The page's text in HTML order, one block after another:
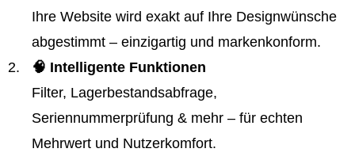
Ihre Website wird exakt auf Ihre Designwünsche
abgestimmt – einzigartig und markenkonform.
🧠 Intelligente Funktionen
Filter, Lagerbestandsabfrage,
Seriennummerprüfung & mehr – für echten
Mehrwert und Nutzerkomfort.